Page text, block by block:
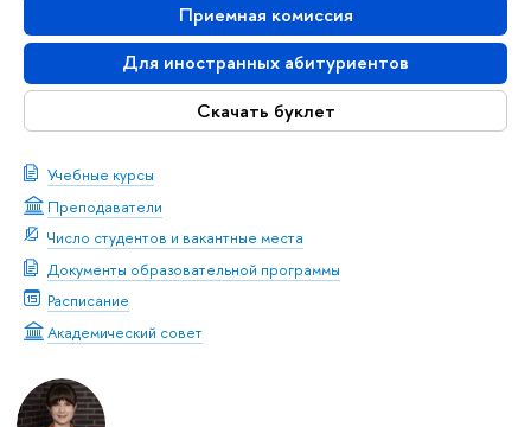
Приемная комиссия
Для иностранных абитуриентов
Скачать буклет
Учебные курсы
Преподаватели
Число студентов и вакантные места
Документы образовательной программы
Расписание
Академический совет